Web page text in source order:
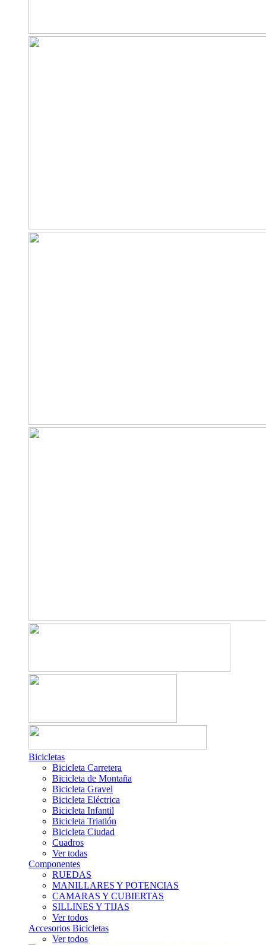
Bicicletas
Bicicleta Carretera
Bicicleta de Montaña
Bicicleta Gravel
Bicicleta Eléctrica
Bicicleta Infantil
Bicicleta Triatlón
Bicicleta Ciudad
Cuadros
Ver todas
Componentes
RUEDAS
MANILLARES Y POTENCIAS
CAMARAS Y CUBIERTAS
SILLINES Y TIJAS
Ver todos
Accesorios Bicicletas
Ver todos